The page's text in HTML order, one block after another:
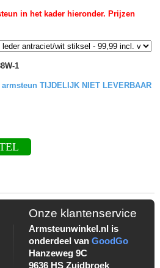
in het kader hieronder. Prijzen
1
TIJDELIJK NIET LEVERBAAR
Onze klantenservice
Armsteunwinkel.nl is
onderdeel van GoodGo
Hanzeweg 9C
9636 HS Zuidbroek